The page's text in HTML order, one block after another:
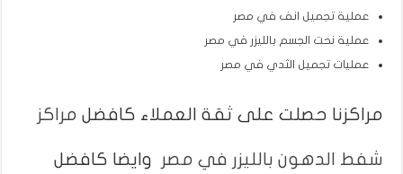
عملية تجميل انف في مصر
عملية نحت الجسم بالليزر في مصر
عمليات تجميل الثدي في مصر
مراكزنا حصلت على ثقة العملاء كافضل مراكز
شفط الدهون بالليزر في مصر وايضا كافضل